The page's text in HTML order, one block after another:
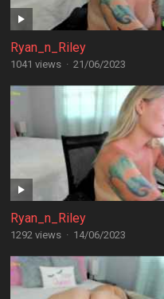
Ryan_n_Riley
1041 views · 21/06/2023
Ryan_n_Riley
1292 views · 14/06/2023